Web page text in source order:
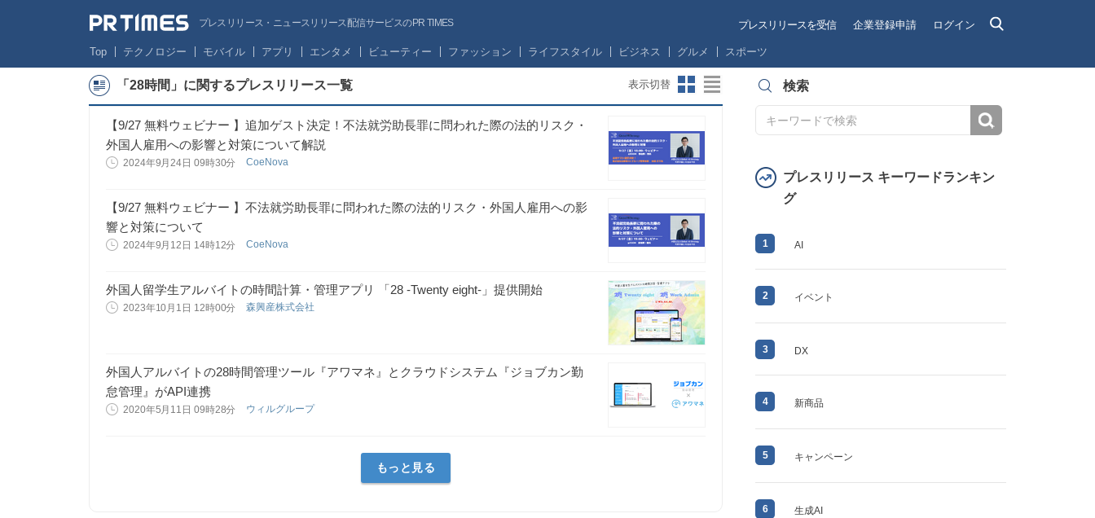
プレスリリース・ニュースリリース配信サービスのPR TIMES プレスリリースを受信 企業登録申請 ログイン
Top テクノロジー モバイル アプリ エンタメ ビューティー ファッション ライフスタイル ビジネス グルメ スポーツ
「28時間」に関するプレスリリース一覧 表示切替
【9/27 無料ウェビナー 】追加ゲスト決定！不法就労助長罪に問われた際の法的リスク・
外国人雇用への影響と対策について解説
2024年9月24日 09時30分 CoeNova
【9/27 無料ウェビナー 】不法就労助長罪に問われた際の法的リスク・外国人雇用への影
響と対策について
2024年9月12日 14時12分 CoeNova
外国人留学生アルバイトの時間計算・管理アプリ 「28 -Twenty eight-」提供開始
2023年10月1日 12時00分 森興産株式会社
外国人アルバイトの28時間管理ツール『アワマネ』とクラウドシステム『ジョブカン勤
怠管理』がAPI連携
2020年5月11日 09時28分 ウィルグループ
もっと見る
検索
プレスリリース キーワードランキン
グ
1 AI
2 イベント
3 DX
4 新商品
5 キャンペーン
6 生成AI